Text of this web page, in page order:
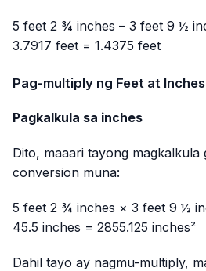
5 feet 2 ¾ inches – 3 feet 9 ½
3.7917 feet = 1.4375 feet
Pag-multiply ng Feet at Inches
Pagkalkula sa inches
Dito, maaari tayong magkalkula
conversion muna:
5 feet 2 ¾ inches × 3 feet 9 ½
45.5 inches = 2855.125 inches²
Dahil tayo ay nagmu-multiply,